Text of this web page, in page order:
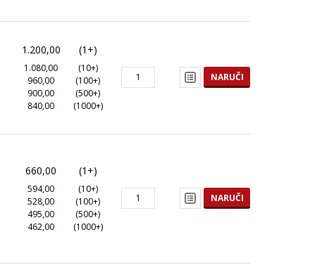
1.200,00 (1+)
1.080,00
(10+)
960,00
(100+)
900,00
(500+)
840,00
(1000+)
NARUČI
660,00 (1+)
594,00
(10+)
528,00
(100+)
495,00
(500+)
462,00
(1000+)
NARUČI